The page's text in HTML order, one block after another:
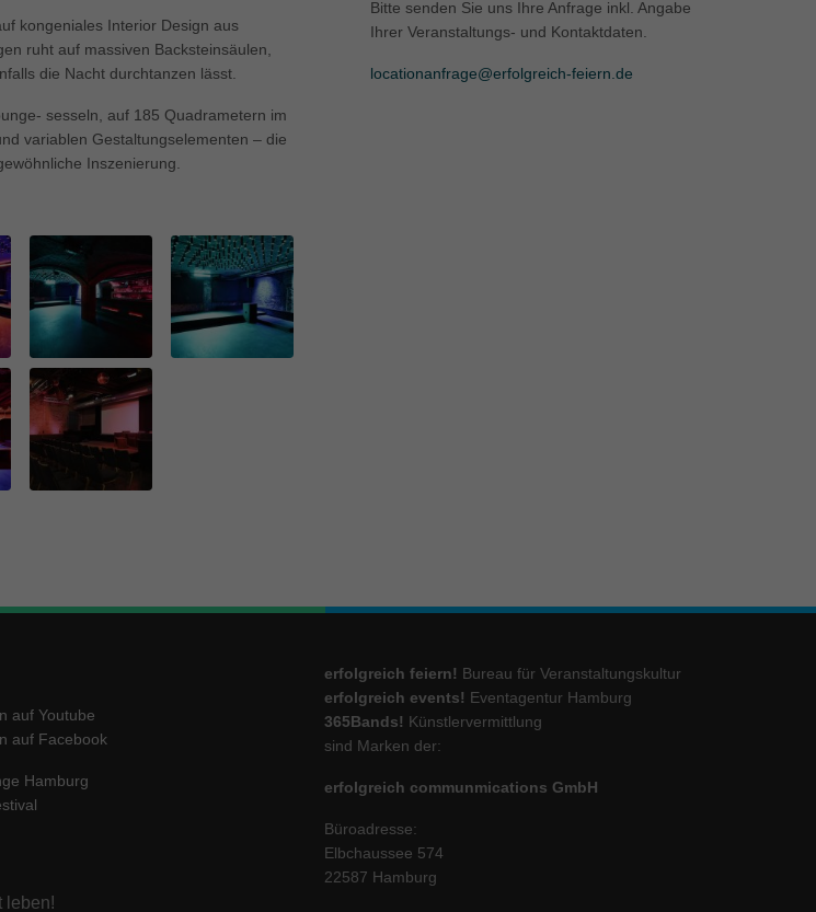
kongeniales Interior Design aus
ruht auf massiven Backsteinsäulen,
die Nacht durchtanzen lässt.
sesseln, auf 185 Quadrametern im
variablen Gestaltungselementen – die
Inszenierung.
Bitte senden Sie uns Ihre Anfrage inkl. Angabe
Ihrer Veranstaltungs- und Kontaktdaten.
locationanfrage@erfolgreich-feiern.de
auf Youtube
auf Facebook
Hamburg
leben!
erfolgreich feiern! Bureau für Veranstaltungskultur
erfolgreich events! Eventagentur Hamburg
365Bands! Künstlervermittlung
sind Marken der:
erfolgreich communmications GmbH
Büroadresse:
Elbchaussee 574
22587 Hamburg
Informationen anzeigen
Marketing
indem sie Besucher über Websites hinweg verfolgen.
Informationen anzeigen
Media-Plattformen werden standardmäßig blockiert.
akzeptiert werden, bedarf der Zugriff auf diese Inhalte
Informationen anzeigen
Datenschutzerklärung